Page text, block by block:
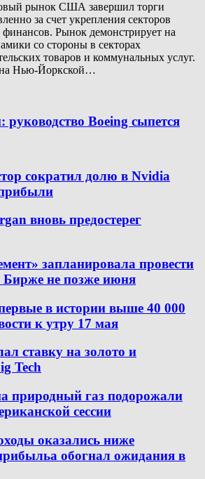
рынок США завершил торги
за счет укрепления секторов
финансов. Рынок демонстрирует на
со стороны в секторах
товаров и коммунальных услуг.
Нью-Йоркской…
руководство Boeing сыпется
сократил долю в Nvidia
вновь предостерег
запланировала провести
не позже июня
в истории выше 40 000
к утру 17 мая
ставку на золото и
Tech
природный газ подорожали
сессии
оказались ниже
обогнал ожидания в